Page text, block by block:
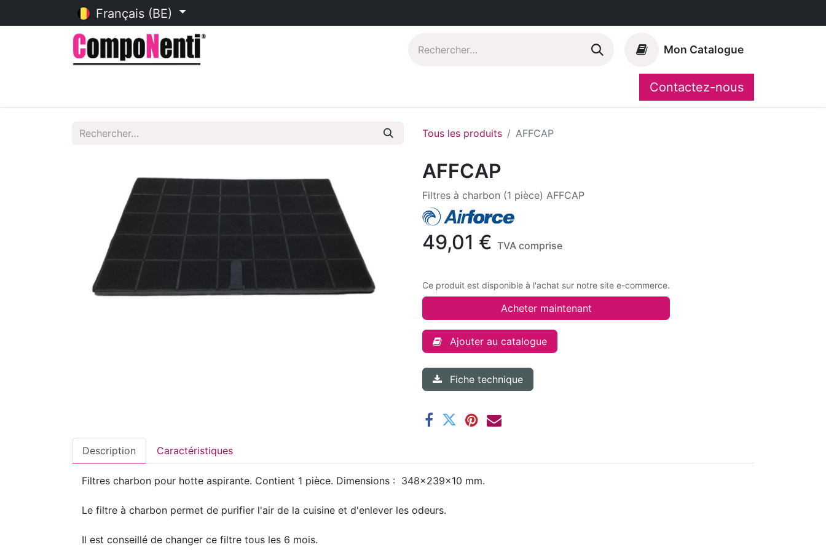
Français (BE)
Mon Catalogue
CompoShop
Contactez-nous
Tous les produits AFFCAP
AFFCAP
Filtres à charbon (1 pièce) AFFCAP
49,01 € TVA comprise
Ce produit est disponible à l'achat sur notre site e-commerce.
Acheter maintenant
Ajouter au catalogue
Fiche technique
Description Caractéristiques
Filtres charbon pour hotte aspirante. Contient 1 pièce. Dimensions : 348x239x10 mm.
Le filtre à charbon permet de purifier l'air de la cuisine et d'enlever les odeurs.
Il est conseillé de changer ce filtre tous les 6 mois.